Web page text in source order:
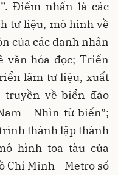
Điểm nhấn là các
tư liệu, mô hình về
của các danh nhân
văn hóa đọc; Triển
lãm tư liệu, xuất
về biển đảo
- Nhìn từ biển”;
thành lập thành
hình toa tàu của
Chí Minh - Metro số